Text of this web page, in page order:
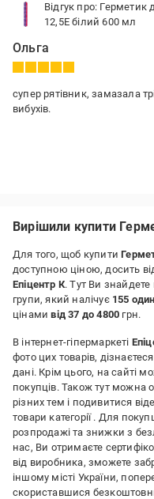
Відгук про: Герметик
12,5E білий 600 мл
Ольга
супер рятівник, замазала
вибухів.
Вирішили купити
Для того, щоб купити
доступною ціною, досить
Епіцентр К. Тут Ви знайдете
групи, який налічує 155
цінамивід 37 до 4800 грн.
В інтернет-гіпермаркеті
фото цих товарів,
дані. Крім цього, на сайті
покупців. Також тут можна
різних тем і подивитися
товари категорії . Для
розпродажі та знижки з
нас, Ви отримаєте
від виробника, зможете
іншому місті України,
скориставшися